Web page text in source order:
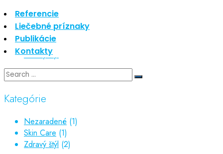
Referencie
Liečebné príznaky
Publikácie
Kontakty
Kategórie
Nezaradené
Skin Care
Zdravý štýl
Kategórie
Nezaradené (1)
Skin Care (1)
Zdravý štýl (2)